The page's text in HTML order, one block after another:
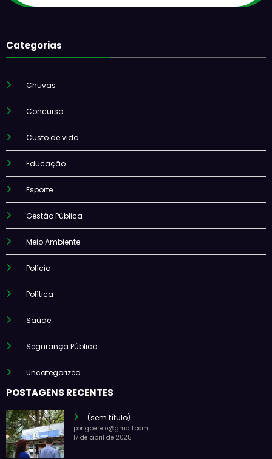
Categorias
Chuvas
Concurso
Custo de vida
Educação
Esporte
Gestão Pública
Meio Ambiente
Polícia
Política
Saúde
Segurança Pública
Uncategorized
POSTAGENS RECENTES
(sem título)
por gperelo@gmail.com
17 de abril de 2025